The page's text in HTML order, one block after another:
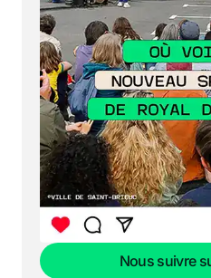
Nous suivre